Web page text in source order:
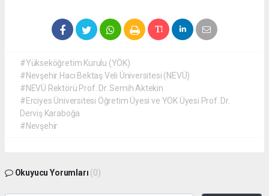
#Yükseköğretim Kurulu (YÖK)
#Nevşehir Hacı Bektaş Veli Üniversitesi (NEVÜ)
#NEVÜ Rektörü Prof. Dr. Semih Aktekin
#Erciyes Üniversitesi Öğretim Üyesi ve YÖK Üyesi Prof. Dr.
Derviş Karaboğa
#Nevşehir
Okuyucu Yorumları (0)